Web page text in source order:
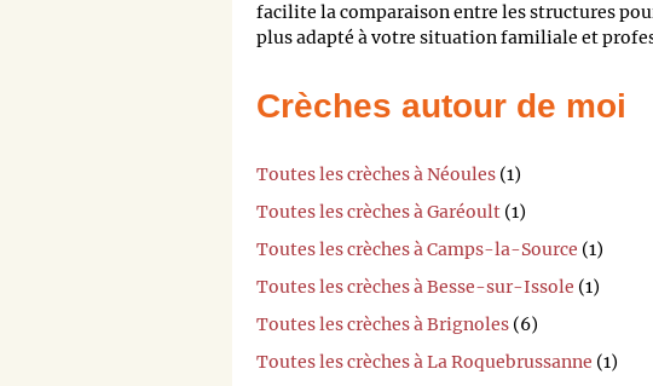
facilite la comparaison entre les structures
plus adapté à votre situation familiale et
Crèches autour de moi
Toutes les crèches à Néoules (1)
Toutes les crèches à Garéoult (1)
Toutes les crèches à Camps-la-Source (1)
Toutes les crèches à Besse-sur-Issole (1)
Toutes les crèches à Brignoles (6)
Toutes les crèches à La Roquebrussanne (1)